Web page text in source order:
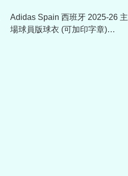
Adidas Spain 西班牙 2025-26 主
場球員版球衣 (可加印字章)